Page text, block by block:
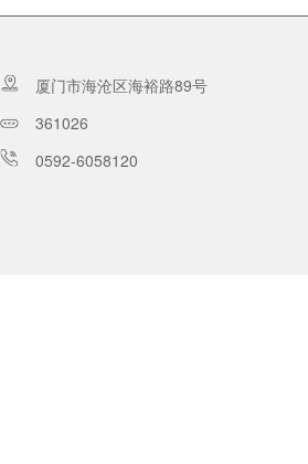
厦门市海沧区海裕路89号
361026
0592-6058120